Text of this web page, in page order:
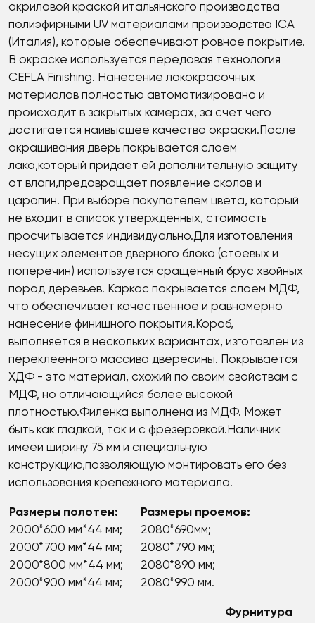
акриловой краской итальянского производства
полиэфирными UV материалами производства IСА
(Италия), которые обеспечивают ровное покрытие.
В окраске используется передовая технология
CEFLA Finishing. Нанесение лакокрасочных
материалов полностью автоматизировано и
происходит в закрытых камерах, за счет чего
достигается наивысшее качество окраски.После
окрашивания дверь покрывается слоем
лака,который придает ей дополнительную защиту
от влаги,предовращает появление сколов и
царапин. При выборе покупателем цвета, который
не входит в список утвержденных, стоимость
просчитывается индивидуально.Для изготовления
несущих элементов дверного блока (стоевых и
поперечин) используется сращенный брус хвойных
пород деревьев. Каркас покрывается слоем МДФ,
что обеспечивает качественное и равномерно
нанесение финишного покрытия.Короб,
выполняется в нескольких вариантах, изготовлен из
переклеенного массива двересины. Покрывается
ХДФ - это материал, схожий по своим свойствам с
МДФ, но отличающийся более высокой
плотностью.Филенка выполнена из МДФ. Может
быть как гладкой, так и с фрезеровкой.Наличник
имееи ширину 75 мм и специальную
конструкцию,позволяющую монтировать его без
использования крепежного материала.
Размеры полотен:
2000*600 мм*44 мм;
2000*700 мм*44 мм;
2000*800 мм*44 мм;
2000*900 мм*44 мм;
Размеры проемов:
2080*690мм;
2080*790 мм;
2080*890 мм;
2080*990 мм.
Фурнитура